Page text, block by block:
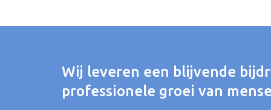
Wij leveren een blijvende
professionele groei van